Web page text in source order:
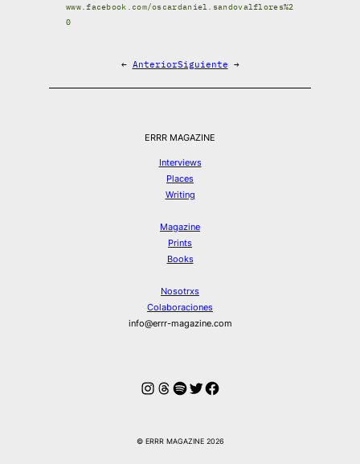
www.facebook.com/oscardaniel.sandovalflores%2
0
← AnteriorSiguiente →
ERRR MAGAZINE
Interviews
Places
Writing
Magazine
Prints
Books
Nosotrxs
Colaboraciones
info@errr-magazine.com
Instagram
Hilos
Spotify
Twitter
Facebook
© ERRR MAGAZINE 2026